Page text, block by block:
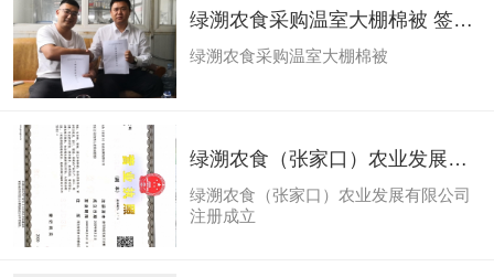
长何超对洽“京东生态-京业汇”产业投资
负责人&京业汇产业研究院院长梅建刚
先生，双方就物链芯共筑数字经济生态
裁介绍了京东生态—京业汇相关情况和
绿溯农食采购温室大棚棉被 签订
战略合同
绿溯农食采购温室大棚棉被
绿溯农食（张家口）农业发展有
限公司注册成立
绿溯农食（张家口）农业发展有限公司
注册成立